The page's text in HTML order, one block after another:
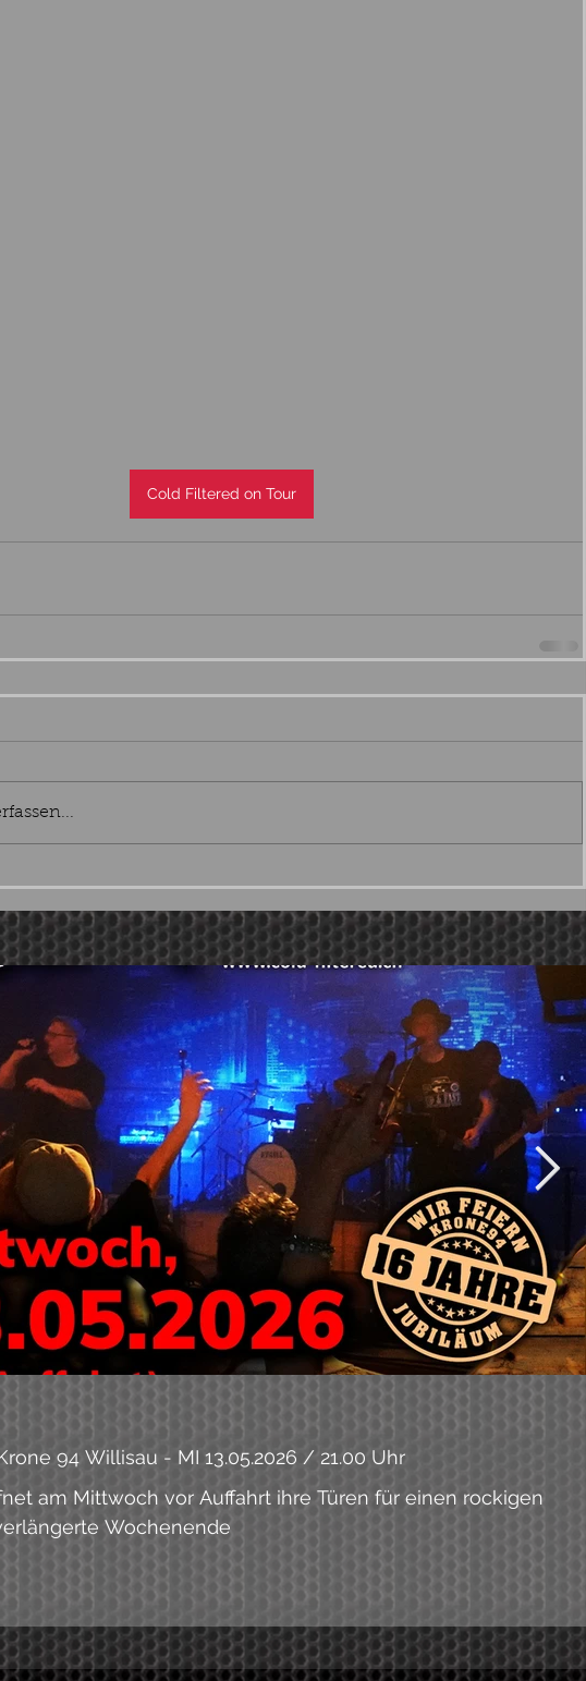
Cold Filtered on Tour
94 Willisau - MI 13.05.2026 / 21.00 Uhr
am Mittwoch vor Auffahrt ihre Türen für einen rockigen
Wochenende